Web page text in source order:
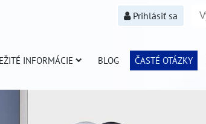
Prihlásiť sa
INFORMÁCIE BLOG ČASTÉ OTÁZKY